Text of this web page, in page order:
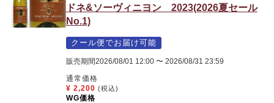
ドネ&ソーヴィニヨン 2023(2026夏セール
No.1)
クール便でお届け可能
販売期間2026/08/01 12:00 〜 2026/08/31 23:59
通常価格
¥ 2,200 (税込)
WG価格